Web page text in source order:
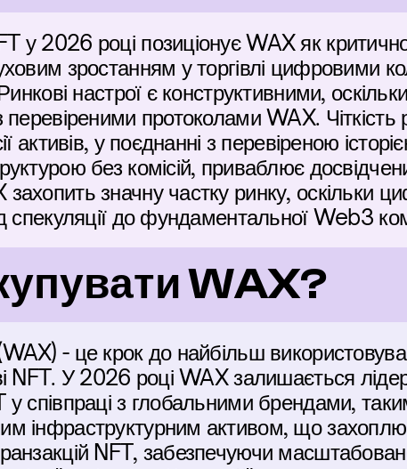
у 2026 році позиціонує WAX як
зростанням у торгівлі цифровими
настрої є конструктивними,
перевіреними протоколами WAX. Чіткість
активів, у поєднанні з перевіреною
без комісій, приваблює
значну частку ринку, оскільки
спекуляції до фундаментальної Web3
WAX?
- це крок до найбільш
NFT. У 2026 році WAX залишається
у співпраці з глобальними брендами,
інфраструктурним активом, що захоплює
NFT, забезпечуючи